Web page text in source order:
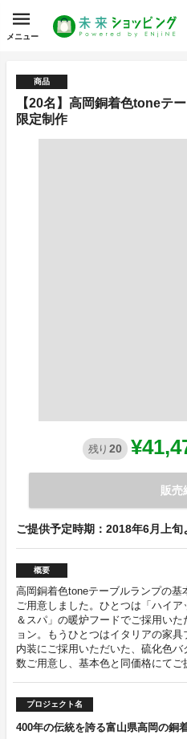
メニュー
商品
【20名】高岡銅着色toneテ
限定制作
残り 20
販売
ご提供予定時期：2018年6月上旬
概要
高岡銅着色toneテーブルランプの
ご用意しました。ひとつは「ハイ
＆スパ」の暖炉フードでご採用い
ョン。もうひとつはイタリアの家
内装にご採用いただいた、硫化色
数ご用意し、基本色と同価格にてご
プロジェクト名
400年の伝統を誇る富山県高岡の銅